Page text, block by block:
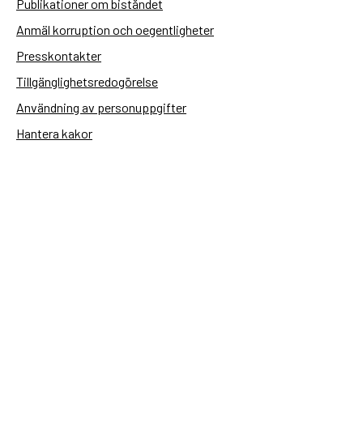
Publikationer om biståndet
Anmäl korruption och oegentligheter
Presskontakter
Tillgänglighetsredogörelse
Användning av personuppgifter
Hantera kakor